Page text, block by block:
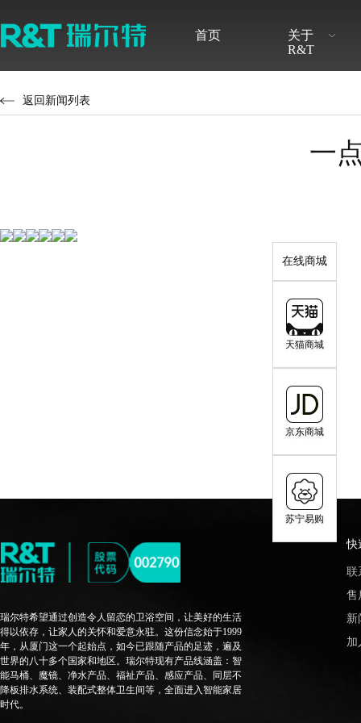
首页
关于
R&T
品牌介绍
智能系列
配件系列
无障碍卫浴解决方案
最新公告
在线商城
天猫商城
京东商城
苏宁易购
返回新闻列表
一
瑞尔特希望通过创造令人留恋的卫浴空间，让美好的生活
得以依存，让家人的关怀和爱意永驻。这份信念始于1999
年，从厦门这一个起始点，如今已跟随产品的足迹，遍及
世界的八十多个国家和地区。瑞尔特现有产品线涵盖：智
能马桶、魔镜、净水产品、福祉产品、感应产品、同层不
降板排水系统、装配式整体卫生间等，全面进入智能家居
时代。
快
联
售
新
加